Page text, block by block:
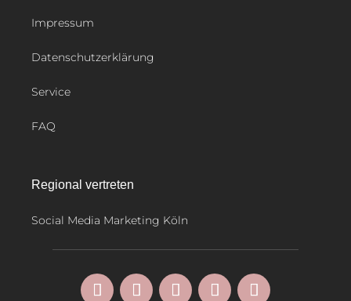
Impressum
Datenschutzerklärung
Service
FAQ
Regional vertreten
Social Media Marketing Köln